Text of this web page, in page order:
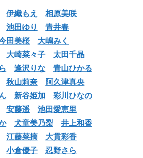
伊織もえ
相原美咲
池田ゆり
青井春
田美桜
大嶋みく
大崎菜々子
太田千晶
逢沢りな
青山ひかる
秋山莉奈
阿久津真央
新谷姫加
彩川ひなの
安藤遥
池田愛恵里
犬童美乃梨
井上和香
江藤菜摘
大貫彩香
小倉優子
忍野さら